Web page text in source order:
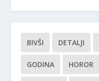
BIVŠI DETALJI
GODINA HOROR